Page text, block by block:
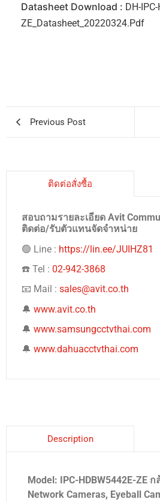
Datasheet Download : DH-
ZE_Datasheet_20220324.pdf
Previous Post
ติดต่อสั่งซื้อ
สอบถามรายละเอียด Avit
ติดต่อ/รับตัวแทนจัดจำหน่าย
🟢 Line : https://lin.ee/JUIHZ81
☎️ Tel : 02-942-3868
📧 Mail : sales@avit.co.th
🔔 www.avit.co.th
🔔 www.samsungcctvthai.com
🔔 www.dahuacctvthai.com
Description
Model: IPC-HDBW5442E-ZE
Network Cameras, Eyeball